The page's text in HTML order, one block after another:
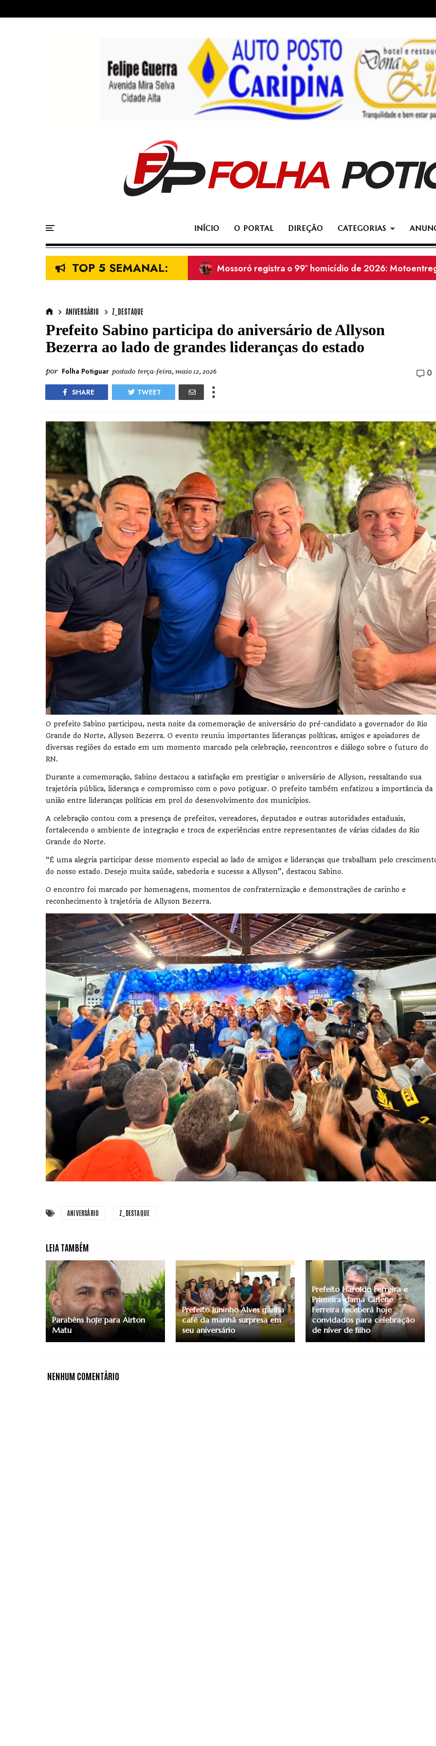
INÍCIO O PORTAL DIREÇÃO CATEGORIAS
TOP 5 SEMANAL: Homem é perseguido e morto a tiros na zona rural de
Polícia Civil prende homem suspeito por tentativa de
João Maia consolida apoios em diversos municípios e
ANIVERSÁRIO Z_DESTAQUE
Prefeito Sabino participa do aniversário de Allyson
Bezerra ao lado de grandes lideranças do estado
por Folha Potiguar postado terça-feira, maio 12, 2026 0
SHARE TWEET
O prefeito Sabino participou, nesta noite da comemoração de aniversário do pré-candidato a governador do Rio
Grande do Norte, Allyson Bezerra. O evento reuniu importantes lideranças políticas, amigos e apoiadores de
diversas regiões do estado em um momento marcado pela celebração, reencontros e diálogo sobre o futuro do
RN.
Durante a comemoração, Sabino destacou a satisfação em prestigiar o aniversário de Allyson, ressaltando sua
trajetória pública, liderança e compromisso com o povo potiguar. O prefeito também enfatizou a importância da
união entre lideranças políticas em prol do desenvolvimento dos municípios.
A celebração contou com a presença de prefeitos, vereadores, deputados e outras autoridades estaduais,
fortalecendo o ambiente de integração e troca de experiências entre representantes de várias cidades do Rio
Grande do Norte.
“É uma alegria participar desse momento especial ao lado de amigos e lideranças que trabalham pelo
do nosso estado. Desejo muita saúde, sabedoria e sucesso a Allyson”, destacou Sabino.
O encontro foi marcado por homenagens, momentos de confraternização e demonstrações de carinho e
reconhecimento à trajetória de Allyson Bezerra.
ANIVERSÁRIO Z_DESTAQUE
Parabéns hoje para Airton
Matu
Prefeito Juninho Alves ganha
café da manhã surpresa em
seu aniversário
Prefeito Haroldo Ferreira e
Primeira-dama Girlene
Ferreira receberá hoje
convidados para celebração
de níver de filho
NENHUM COMENTÁRIO